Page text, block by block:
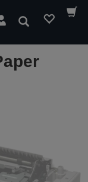
Pesquisar